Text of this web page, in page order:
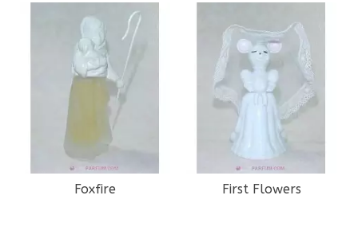
Foxfire First Flowers